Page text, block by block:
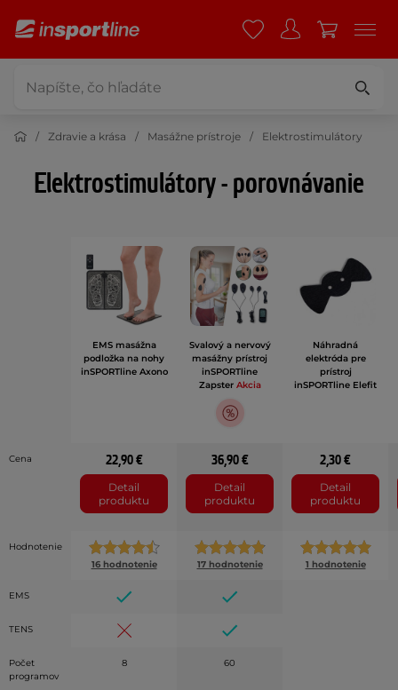
Zdravie a krása Masážne prístroje Elektrostimulátory
Elektrostimulátory - porovnávanie
EMS masážna
podložka na nohy
inSPORTline Axono
Svalový a nervový
masážny prístroj
inSPORTline
Zapster Akcia
Náhradná
elektróda pre
prístroj
inSPORTline Elefit
Cena 22,90 €
Detail
produktu
36,90 €
Detail
produktu
2,30 €
Detail
produktu
Hodnotenie
16 hodnotenie
17 hodnotenie 1 hodnotenie
EMS
TENS
Počet
programov
8 60